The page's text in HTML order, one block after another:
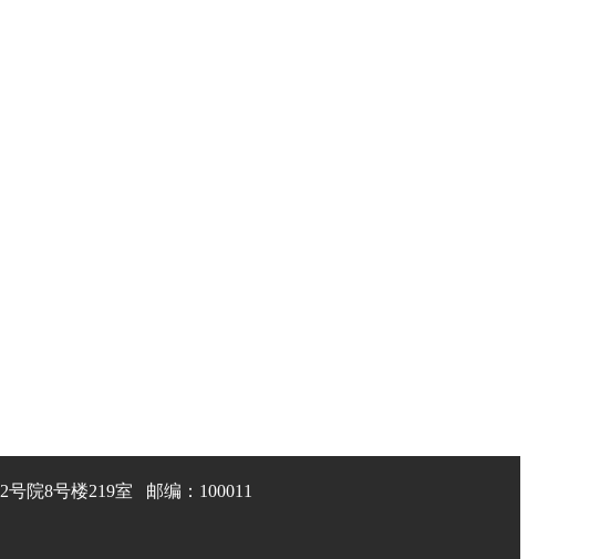
院8号楼219室 邮编：100011